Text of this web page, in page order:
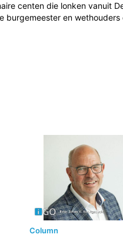
centen die lonken vanuit
burgemeester en
Column